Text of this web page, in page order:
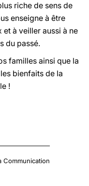
riche de sens de
enseigne à être
à veiller aussi à ne
du passé.
familles ainsi que la
bienfaits de la
!